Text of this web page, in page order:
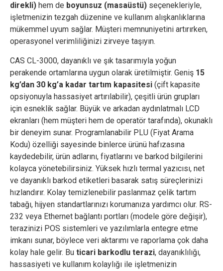
direkli) hem de boyunsuz (masaüstü) seçenekleriyle,
işletmenizin tezgah düzenine ve kullanım alışkanlıklarına
mükemmel uyum sağlar. Müşteri memnuniyetini artırırken,
operasyonel verimliliğinizi zirveye taşıyın.
CAS CL-3000, dayanıklı ve şık tasarımıyla yoğun
perakende ortamlarına uygun olarak üretilmiştir. Geniş 15
kg’dan 30 kg’a kadar tartım kapasitesi (çift kapasite
opsiyonuyla hassasiyet artırılabilir), çeşitli ürün grupları
için esneklik sağlar. Büyük ve arkadan aydınlatmalı LCD
ekranları (hem müşteri hem de operatör tarafında), okunaklı
bir deneyim sunar. Programlanabilir PLU (Fiyat Arama
Kodu) özelliği sayesinde binlerce ürünü hafızasına
kaydedebilir, ürün adlarını, fiyatlarını ve barkod bilgilerini
kolayca yönetebilirsiniz. Yüksek hızlı termal yazıcısı, net
ve dayanıklı barkod etiketleri basarak satış süreçlerinizi
hızlandırır. Kolay temizlenebilir paslanmaz çelik tartım
tabağı, hijyen standartlarınızı korumanıza yardımcı olur. RS-
232 veya Ethernet bağlantı portları (modele göre değişir),
terazinizi POS sistemleri ve yazılımlarla entegre etme
imkanı sunar, böylece veri aktarımı ve raporlama çok daha
kolay hale gelir. Bu ticari barkodlu terazi, dayanıklılığı,
hassasiyeti ve kullanım kolaylığı ile işletmenizin